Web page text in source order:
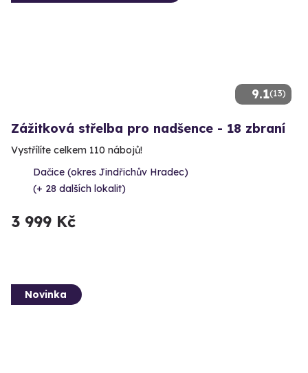
9.1(13)
Zážitková střelba pro nadšence - 18 zbraní
Vystřílíte celkem 110 nábojů!
Dačice (okres Jindřichův Hradec)
(+ 28 dalších lokalit)
3 999 Kč
Novinka